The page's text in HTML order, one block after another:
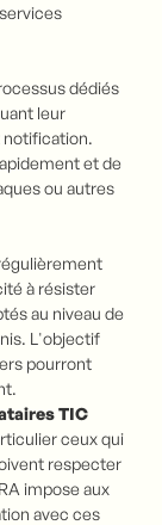
dédiés
leur
et de
ou autres
à résister
au niveau de
L'objectif
pourront
TIC
ceux qui
respecter
impose aux
avec ces